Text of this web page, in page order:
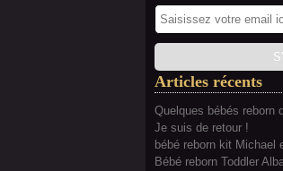
Articles récents
Quelques bébés reborn
Je suis de retour !
bébé reborn kit Michael
Bébé reborn Toddler